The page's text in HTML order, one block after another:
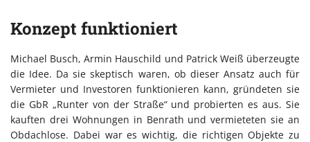
Konzept funktioniert
Michael Busch, Armin Hauschild und Patrick Weiß überzeugte
die Idee. Da sie skeptisch waren, ob dieser Ansatz auch für
Vermieter und Investoren funktionieren kann, gründeten sie
die GbR „Runter von der Straße“ und probierten es aus. Sie
kauften drei Wohnungen in Benrath und vermieteten sie an
Obdachlose. Dabei war es wichtig, die richtigen Objekte zu